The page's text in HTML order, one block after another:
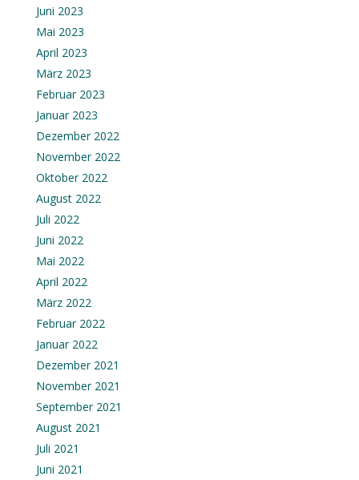
Juni 2023
Mai 2023
April 2023
März 2023
Februar 2023
Januar 2023
Dezember 2022
November 2022
Oktober 2022
August 2022
Juli 2022
Juni 2022
Mai 2022
April 2022
März 2022
Februar 2022
Januar 2022
Dezember 2021
November 2021
September 2021
August 2021
Juli 2021
Juni 2021